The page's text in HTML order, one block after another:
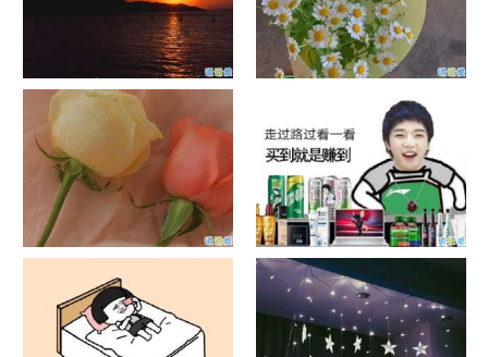
日出文案温柔句子 看日出的微
信说说配图
晒风景照的唯美说说配图 适合
发风景的朋友圈文案
官宣恋爱的说说配图 官宣句子
抖音摆地摊文案 摆地摊的搞笑
说说带图片